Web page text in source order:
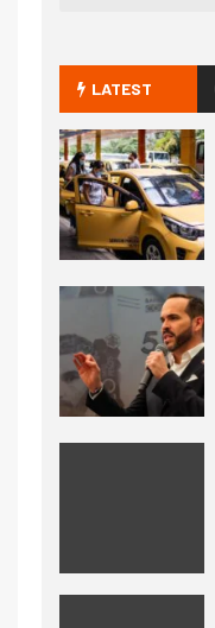
LATEST